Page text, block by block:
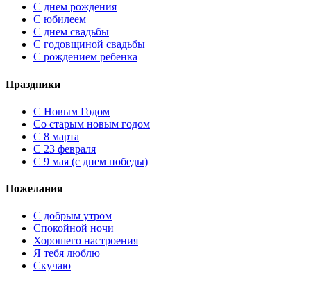
С днем рождения
С юбилеем
С днем свадьбы
С годовщиной свадьбы
С рождением ребенка
Праздники
C Новым Годом
Cо старым новым годом
С 8 марта
С 23 февраля
С 9 мая (с днем победы)
Пожелания
С добрым утром
Спокойной ночи
Хорошего настроения
Я тебя люблю
Скучаю